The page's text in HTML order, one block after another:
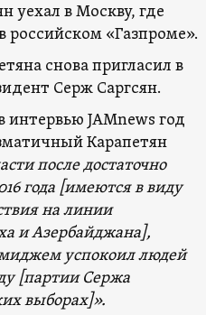
уехал в Москву, где
российском «Газпроме».
снова пригласил в
Серж Саргсян.
JAMnews год
Карапетян
после достаточно
года [имеются в виду
на линии
и Азербайджана],
успокоил людей
[партии Сержа
выборах]».